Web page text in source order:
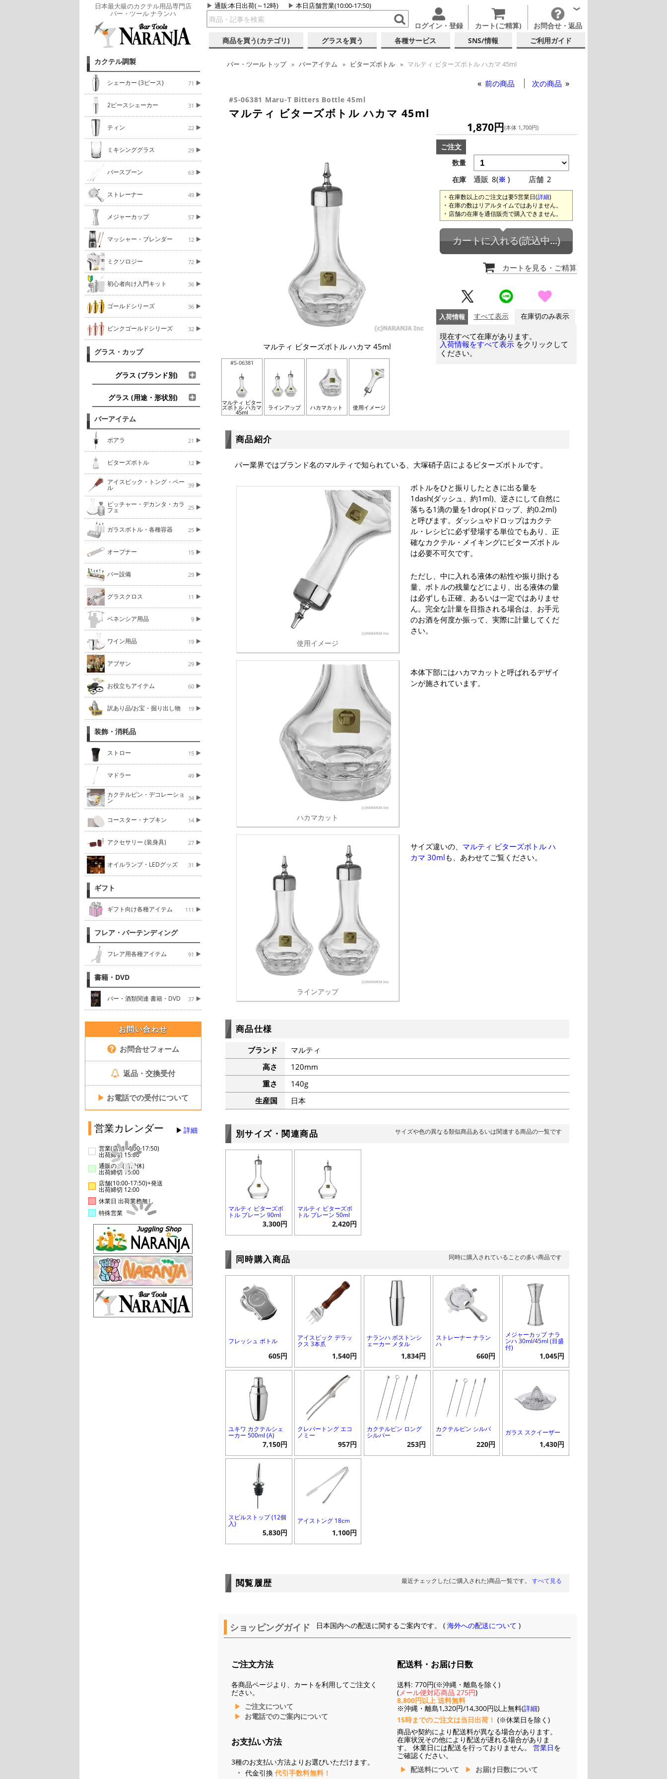
日本最大級のカクテル用品専門店
バー・ツール ナランハ
通販:本日出荷(～12時) 本日店舗営業(10:00-17:50)
ログイン・登録 カート(ご精算) お問合せ・返品
商品を買う(カテゴリ) グラスを買う 各種サービス SNS/情報 ご利用ガイド
カクテル調製
シェーカー (3ピース) 71
2ピースシェーカー 31
ティン 22
ミキシンググラス 29
バースプーン 63
ストレーナー 49
メジャーカップ 57
マッシャー・ブレンダー 12
ミクソロジー 72
初心者向け入門キット 36
ゴールドシリーズ 36
ピンクゴールドシリーズ 32
グラス・カップ
グラス (ブランド別)
グラス (用途・形状別)
バーアイテム
ポアラ 21
ビターズボトル 12
アイスピック・トング・ペー
ル 39
ピッチャー・デカンタ・カラ
フェ 25
ガラスボトル・各種容器 25
オープナー 15
バー設備 29
グラスクロス 11
ベネンシア用品 9
ワイン用品 19
アブサン 29
お役立ちアイテム 60
訳あり品/お宝・掘り出し物 19
装飾・消耗品
ストロー 15
マドラー 49
カクテルピン・デコレーショ
ン 34
コースター・ナプキン 14
アクセサリー (装身具) 27
オイルランプ・LEDグッズ 31
ギフト
ギフト向け各種アイテム 111
フレア・バーテンディング
フレア用各種アイテム 91
書籍・DVD
バー・酒類関連 書籍・DVD 37
お問い合わせ
お問合せフォーム
返品・交換受付
▶ お電話での受付について
営業カレンダー 詳細
営業(店舗14:00-17:50)
出荷締切 15:00
通販のみ(店舗休)
出荷締切 15:00
店舗(10:00-17:50)+発送
出荷締切 12:00
休業日 出荷業務無し
特殊営業
バー・ツール トップ バーアイテム ビターズボトル マルティ ビターズボトル ハカマ 45ml
前の商品 次の商品
#S-06381 Maru-T Bitters Bottle 45ml
マルティ ビターズボトル ハカマ 45ml
マルティ ビターズボトル ハカマ 45ml
#S-06381
マルティ ビター
ズボトル ハカマ
45ml
ラインアップ ハカマカット 使用イメージ
1,870円(本体 1,700円)
ご注文
数量
在庫
通販 8(※ ) 店舗 2
在庫数以上のご注文は要5営業日(詳細)
在庫の数はリアルタイムではありません。
店舗の在庫を通信販売で購入できません。
カートに入れる(読込中...)
カートを見る ・ご精算
入荷情報 すべて表示 在庫切のみ表示
現在すべて在庫があります。
入荷情報をすべて表示 をクリックして
ください。
商品紹介
バー業界ではブランド名のマルティで知られている、大塚硝子店によるビターズボトルです。
使用イメージ
ボトルをひと振りしたときに出る量を
1dash(ダッシュ、約1ml)、逆さにして自然に
落ちる1滴の量を1drop(ドロップ、約0.2ml)
と呼びます。ダッシュやドロップはカクテ
ル・レシピに必ず登場する単位でもあり、正
確なカクテル・メイキングにビターズボトル
は必要不可欠です。
ただし、中に入れる液体の粘性や振り掛ける
量、ボトルの残量などにより、出る液体の量
は必ずしも正確、あるいは一定ではありませ
ん。完全な計量を目指される場合は、お手元
のお酒を何度か振って、実際に計量してくだ
さい。
ハカマカット
本体下部にはハカマカットと呼ばれるデザイ
ンが施されています。
ラインアップ
サイズ違いの、 マルティ ビターズボトル ハ
カマ 30mlも、あわせてご覧ください。
商品仕様
ブランド
マルティ
高さ
120mm
重さ
140g
生産国
日本
別サイズ・関連商品 サイズや色の異なる類似商品あるいは関連する商品の一覧です
マルティ ビターズボ
トル プレーン 90ml
3,300円
マルティ ビターズボ
トル プレーン 50ml
2,420円
同時購入商品 同時に購入されていることの多い商品です
フレッシュ ボトル
605円
アイスピック デラッ
クス 3本爪
1,540円
ナランハ ボストンシ
ェーカー メタル
1,834円
ストレーナー ナラン
ハ
660円
メジャーカップ ナラ
ンハ 30ml/45ml (目盛
付)
1,045円
ユキワ カクテルシェ
ーカー 500ml (A)
7,150円
クレバートング エコ
ノミー
957円
カクテルピン ロング
シルバー
253円
カクテルピン シルバ
ー
220円
ガラス スクイーザー
1,430円
スピルストップ (12個
入)
5,830円
アイストング 18cm
1,100円
閲覧履歴 最近チェックした(ご購入された)商品一覧です。 すべて見る
ショッピングガイド 日本国内への配送に関するご案内です。 (海外への配送について )
ご注文方法
各商品ページより、カートを利用してご注文く
ださい。
ご注文について
お電話でのご案内について
お支払い方法
3種のお支払い方法よりお選びいただけます。
代金引換 代引手数料無料！
配送料・お届け日数
送料: 770円(※沖縄・離島を除く)
(メール便対応商品 275円)
8,800円以上 送料無料
※沖縄・離島1,320円/14,300円以上無料(詳細)
15時までのご注文は当日出荷！ (※休業日を除く)
商品や契約により配送料が異なる場合があります。
在庫状況その他により配送が遅れる場合がありま
す。 休業日には配送を行っておりません。 営業日を
ご確認ください。
配送料について
お届け日数について